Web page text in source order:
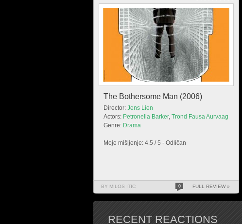
The Bothersome Man (2006)
Director: Jens Lien
Actors: Petronella Barker, Trond Fausa Aurvaag
Genre: Drama
Moje mišljenje: 4.5 / 5 - Odličan
BY MILOS ITIC 0 FULL REVIEW »
RECENT REACTIONS